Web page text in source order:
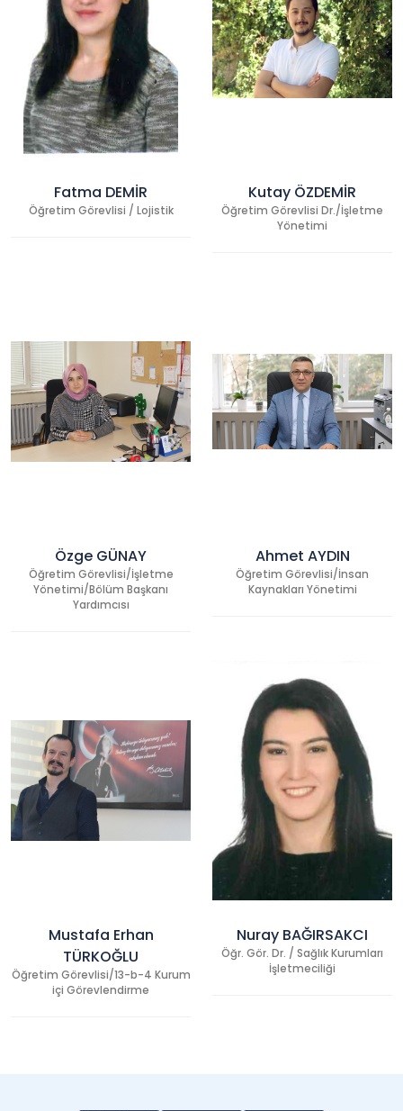
Fatma DEMİR
Öğretim Görevlisi / Lojistik
Kutay ÖZDEMİR
Öğretim Görevlisi Dr./İşletme
Yönetimi
Özge GÜNAY
Öğretim Görevlisi/İşletme
Yönetimi/Bölüm Başkanı
Yardımcısı
Ahmet AYDIN
Öğretim Görevlisi/İnsan
Kaynakları Yönetimi
Mustafa Erhan
TÜRKOĞLU
Öğretim Görevlisi/13-b-4 Kurum
içi Görevlendirme
Nuray BAĞIRSAKCI
Öğr. Gör. Dr. / Sağlık Kurumları
İşletmeciliği